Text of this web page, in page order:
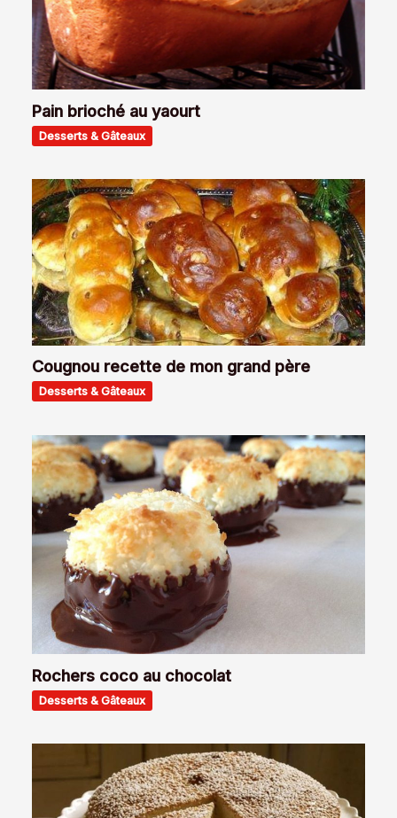
Pain brioché au yaourt
Desserts & Gâteaux
Cougnou recette de mon grand père
Desserts & Gâteaux
Rochers coco au chocolat
Desserts & Gâteaux